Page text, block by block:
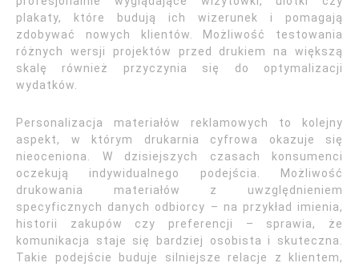
plakaty, które budują ich wizerunek i pomagają
zdobywać nowych klientów. Możliwość testowania
różnych wersji projektów przed drukiem na większą
skalę również przyczynia się do optymalizacji
wydatków.
Personalizacja materiałów reklamowych to kolejny
aspekt, w którym drukarnia cyfrowa okazuje się
nieoceniona. W dzisiejszych czasach konsumenci
oczekują indywidualnego podejścia. Możliwość
drukowania materiałów z uwzględnieniem
specyficznych danych odbiorcy – na przykład imienia,
historii zakupów czy preferencji – sprawia, że
komunikacja staje się bardziej osobista i skuteczna.
Takie podejście buduje silniejsze relacje z klientem,